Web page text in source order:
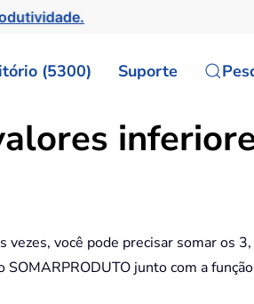
(5300) Suporte
você pode precisar somar os
junto com a